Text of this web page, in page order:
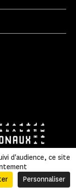
|
| Plan du site
d'audience, ce site
Personnaliser